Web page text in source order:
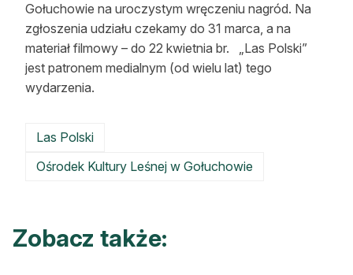
Gołuchowie na uroczystym wręczeniu nagród. Na
zgłoszenia udziału czekamy do 31 marca, a na
materiał filmowy – do 22 kwietnia br. „Las Polski”
jest patronem medialnym (od wielu lat) tego
wydarzenia.
Las Polski
Ośrodek Kultury Leśnej w Gołuchowie
Zobacz także: